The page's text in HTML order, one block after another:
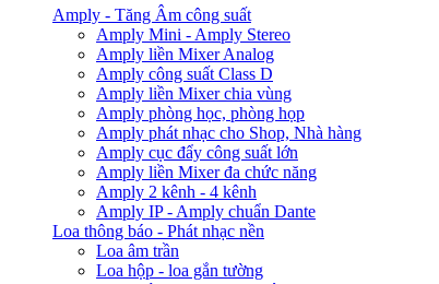
Amply - Tăng Âm công suất
Amply Mini - Amply Stereo
Amply liền Mixer Analog
Amply công suất Class D
Amply liền Mixer chia vùng
Amply phòng học, phòng họp
Amply phát nhạc cho Shop, Nhà hàng
Amply cục đẩy công suất lớn
Amply liền Mixer đa chức năng
Amply 2 kênh - 4 kênh
Amply IP - Amply chuẩn Dante
Loa thông báo - Phát nhạc nền
Loa âm trần
Loa hộp - loa gắn tường